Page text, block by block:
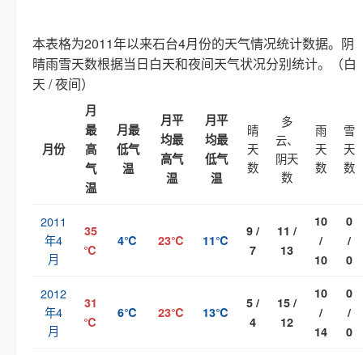
本表格为2011年以来石台4月份的天气情况统计数据。阴
晴雨雪天数根据当日白天和夜间天气状况分别统计。（白
天 / 夜间）
月份
月
最
高
气
温
月最
低气
温
月平
均最
高气
温
月平
均最
低气
温
晴
天
数
多
云、
阴天
数
雨
天
数
雪
天
数
2011
年4
月
35
℃
4℃ 23℃ 11℃
9 /
7
11 /
13
10
/
10
0
/
0
2012
年4
月
31
℃
6℃ 23℃ 13℃
5 /
4
15 /
12
10
/
14
0
/
0